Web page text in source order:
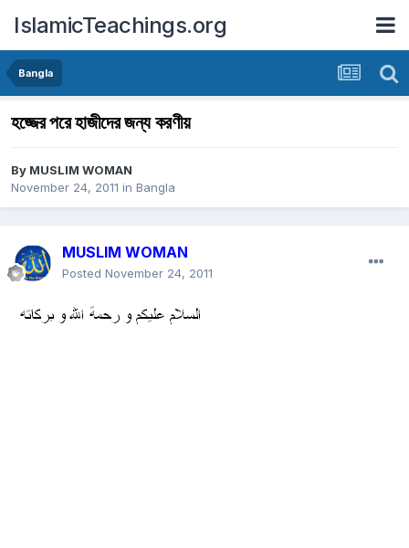
IslamicTeachings.org
Bangla
হজ্জের পরে হাজীদের জন্য করণীয়
By MUSLIM WOMAN
November 24, 2011 in Bangla
MUSLIM WOMAN
Posted November 24, 2011